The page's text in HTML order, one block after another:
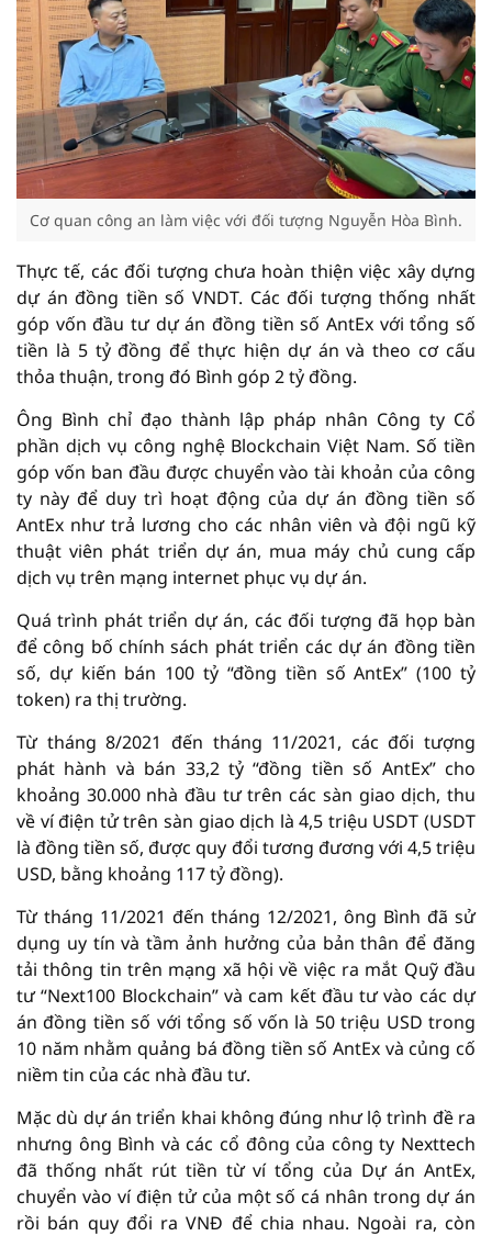
Cơ quan công an làm việc với đối tượng Nguyễn Hòa Bình.
Thực tế, các đối tượng chưa hoàn thiện việc xây dựng
dự án đồng tiền số VNDT. Các đối tượng thống nhất
góp vốn đầu tư dự án đồng tiền số AntEx với tổng số
tiền là 5 tỷ đồng để thực hiện dự án và theo cơ cấu
thỏa thuận, trong đó Bình góp 2 tỷ đồng.
Ông Bình chỉ đạo thành lập pháp nhân Công ty Cổ
phần dịch vụ công nghệ Blockchain Việt Nam. Số tiền
góp vốn ban đầu được chuyển vào tài khoản của công
ty này để duy trì hoạt động của dự án đồng tiền số
AntEx như trả lương cho các nhân viên và đội ngũ kỹ
thuật viên phát triển dự án, mua máy chủ cung cấp
dịch vụ trên mạng internet phục vụ dự án.
Quá trình phát triển dự án, các đối tượng đã họp bàn
để công bố chính sách phát triển các dự án đồng tiền
số, dự kiến bán 100 tỷ “đồng tiền số AntEx” (100 tỷ
token) ra thị trường.
Từ tháng 8/2021 đến tháng 11/2021, các đối tượng
phát hành và bán 33,2 tỷ “đồng tiền số AntEx” cho
khoảng 30.000 nhà đầu tư trên các sàn giao dịch, thu
về ví điện tử trên sàn giao dịch là 4,5 triệu USDT (USDT
là đồng tiền số, được quy đổi tương đương với 4,5 triệu
USD, bằng khoảng 117 tỷ đồng).
Từ tháng 11/2021 đến tháng 12/2021, ông Bình đã sử
dụng uy tín và tầm ảnh hưởng của bản thân để đăng
tải thông tin trên mạng xã hội về việc ra mắt Quỹ đầu
tư “Next100 Blockchain” và cam kết đầu tư vào các dự
án đồng tiền số với tổng số vốn là 50 triệu USD trong
10 năm nhằm quảng bá đồng tiền số AntEx và củng cố
niềm tin của các nhà đầu tư.
Mặc dù dự án triển khai không đúng như lộ trình đề ra
nhưng ông Bình và các cổ đông của công ty Nexttech
đã thống nhất rút tiền từ ví tổng của Dự án AntEx,
chuyển vào ví điện tử của một số cá nhân trong dự án
rồi bán quy đổi ra VNĐ để chia nhau. Ngoài ra, còn